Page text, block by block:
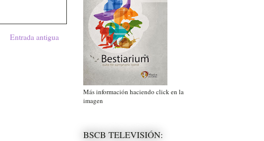
Entrada antigua
Más información haciendo click en la
imagen
BSCB TELEVISIÓN: